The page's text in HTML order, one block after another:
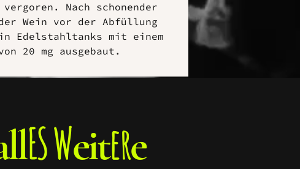
Nach schonender
Wein vor der Abfüllung
Edelstahltanks mit einem
20 mg ausgebaut.
ES Weitere